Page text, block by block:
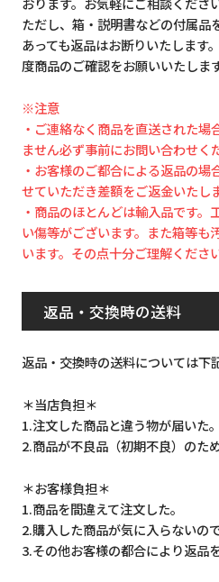
ただし、箱・説明書などの付属品
あっても返品はお断りいたします
度商品のご確認をお願いいたします
※注意
・ご連絡なく商品を直送された
ません必ず事前にお問い合わせく
・お客様のご都合による返品の
せていただき差額をご返金いたし
・商品のほとんどは輸入品です
い傷等がございます。また箱等も
います。その点十分ご理解ください
返品・交換時の送料
返品・交換時の送料については下
＊当店負担＊
1.注文した商品と違う物が届いた。
2.商品が不良品（初期不良）のた
＊お客様負担＊
1.商品を間違えて注文した。
2.購入した商品が気に入らないの
3.その他お客様の都合により返品